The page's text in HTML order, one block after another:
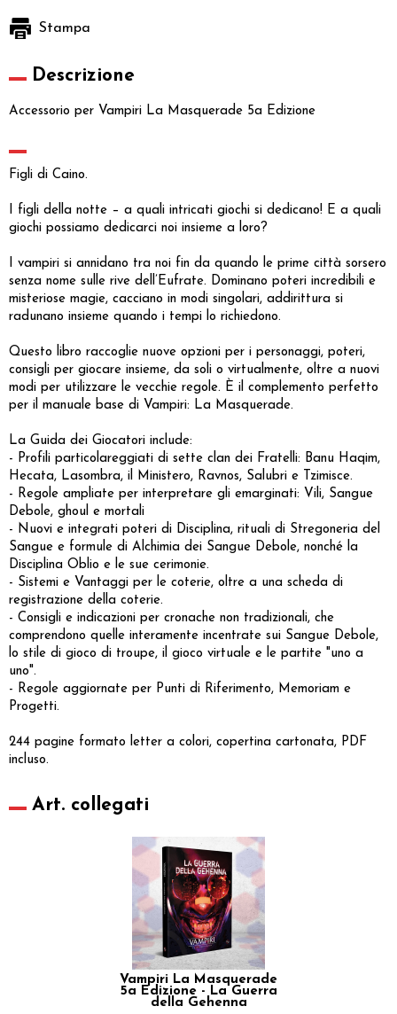
Stampa
Descrizione
Accessorio per Vampiri La Masquerade 5a Edizione
Figli di Caino.
I figli della notte – a quali intricati giochi si dedicano! E a quali
giochi possiamo dedicarci noi insieme a loro?
I vampiri si annidano tra noi fin da quando le prime città sorsero
senza nome sulle rive dell’Eufrate. Dominano poteri incredibili e
misteriose magie, cacciano in modi singolari, addirittura si
radunano insieme quando i tempi lo richiedono.
Questo libro raccoglie nuove opzioni per i personaggi, poteri,
consigli per giocare insieme, da soli o virtualmente, oltre a nuovi
modi per utilizzare le vecchie regole. È il complemento perfetto
per il manuale base di Vampiri: La Masquerade.
La Guida dei Giocatori include:
- Profili particolareggiati di sette clan dei Fratelli: Banu Haqim,
Hecata, Lasombra, il Ministero, Ravnos, Salubri e Tzimisce.
- Regole ampliate per interpretare gli emarginati: Vili, Sangue
Debole, ghoul e mortali
- Nuovi e integrati poteri di Disciplina, rituali di Stregoneria del
Sangue e formule di Alchimia dei Sangue Debole, nonché la
Disciplina Oblio e le sue cerimonie.
- Sistemi e Vantaggi per le coterie, oltre a una scheda di
registrazione della coterie.
- Consigli e indicazioni per cronache non tradizionali, che
comprendono quelle interamente incentrate sui Sangue Debole,
lo stile di gioco di troupe, il gioco virtuale e le partite "uno a
uno".
- Regole aggiornate per Punti di Riferimento, Memoriam e
Progetti.
244 pagine formato letter a colori, copertina cartonata, PDF
incluso.
Art. collegati
Vampiri La Masquerade
5a Edizione - La Guerra
della Gehenna